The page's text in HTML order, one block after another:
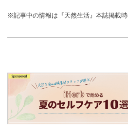
※記事中の情報は『天然生活』本誌掲載